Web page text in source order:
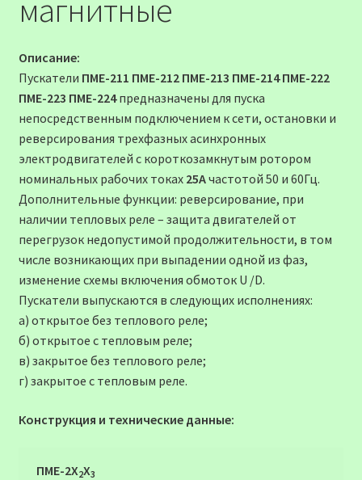
магнитные
Описание:
Пускатели ПМЕ-211 ПМЕ-212 ПМЕ-213 ПМЕ-214 ПМЕ-222
ПМЕ-223 ПМЕ-224предназначены для пуска
непосредственным подключением к сети, остановки и
реверсирования трехфазных асинхронных
электродвигателей с короткозамкнутым ротором
номинальных рабочих токах 25Ачастотой 50 и 60Гц.
Дополнительные функции: реверсирование, при
наличии тепловых реле – защита двигателей от
перегрузок недопустимой продолжительности, в том
числе возникающих при выпадении одной из фаз,
изменение схемы включения обмоток U /D.
Пускатели выпускаются в следующих исполнениях:
а) открытое без теплового реле;
б) открытое с тепловым реле;
в) закрытое без теплового реле;
г) закрытое с тепловым реле.
Конструкция и технические данные:
ПМЕ-2Х2Х3